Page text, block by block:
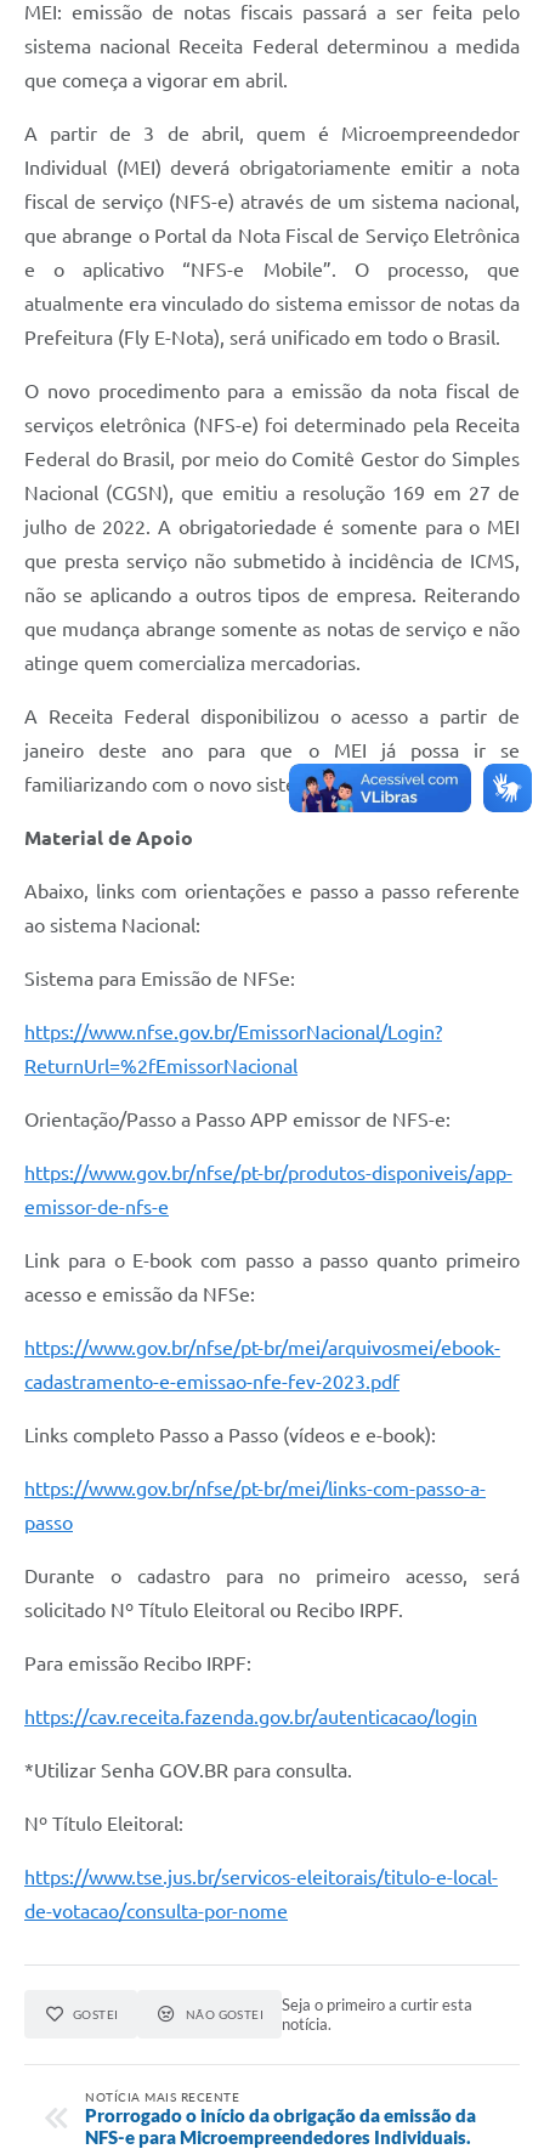
Acesso Rápido
Arquivos para Download
Galeria de Vídeos
Links
Telefones Úteis
MEI: emissão de notas fiscais passará a ser feita pelo
sistema nacional Receita Federal determinou a medida
que começa a vigorar em abril.
A partir de 3 de abril, quem é Microempreendedor
Individual (MEI) deverá obrigatoriamente emitir a nota
fiscal de serviço (NFS-e) através de um sistema nacional,
que abrange o Portal da Nota Fiscal de Serviço Eletrônica
e o aplicativo “NFS-e Mobile”. O processo, que
atualmente era vinculado do sistema emissor de notas da
Prefeitura (Fly E-Nota), será unificado em todo o Brasil.
O novo procedimento para a emissão da nota fiscal de
serviços eletrônica (NFS-e) foi determinado pela Receita
Federal do Brasil, por meio do Comitê Gestor do Simples
Nacional (CGSN), que emitiu a resolução 169 em 27 de
julho de 2022. A obrigatoriedade é somente para o MEI
que presta serviço não submetido à incidência de ICMS,
não se aplicando a outros tipos de empresa. Reiterando
que mudança abrange somente as notas de serviço e não
atinge quem comercializa mercadorias.
A Receita Federal disponibilizou o acesso a partir de
janeiro deste ano para que o MEI já possa ir se
familiarizando com o novo sistema.
Material de Apoio
Abaixo, links com orientações e passo a passo referente
ao sistema Nacional:
Sistema para Emissão de NFSe:
https://www.nfse.gov.br/EmissorNacional/Login?
ReturnUrl=%2fEmissorNacional
Orientação/Passo a Passo APP emissor de NFS-e:
https://www.gov.br/nfse/pt-br/produtos-disponiveis/app-
emissor-de-nfs-e
Link para o E-book com passo a passo quanto primeiro
acesso e emissão da NFSe:
https://www.gov.br/nfse/pt-br/mei/arquivosmei/ebook-
cadastramento-e-emissao-nfe-fev-2023.pdf
Links completo Passo a Passo (vídeos e e-book):
https://www.gov.br/nfse/pt-br/mei/links-com-passo-a-
passo
Durante o cadastro para no primeiro acesso, será
solicitado Nº Título Eleitoral ou Recibo IRPF.
Para emissão Recibo IRPF:
https://cav.receita.fazenda.gov.br/autenticacao/login
*Utilizar Senha GOV.BR para consulta.
Nº Título Eleitoral:
https://www.tse.jus.br/servicos-eleitorais/titulo-e-local-
de-votacao/consulta-por-nome
GOSTEI NÃO GOSTEI
Seja o primeiro a curtir esta
notícia.
NOTÍCIA MAIS RECENTE
Prorrogado o início da obrigação da emissão da
NFS-e para Microempreendedores Individuais.